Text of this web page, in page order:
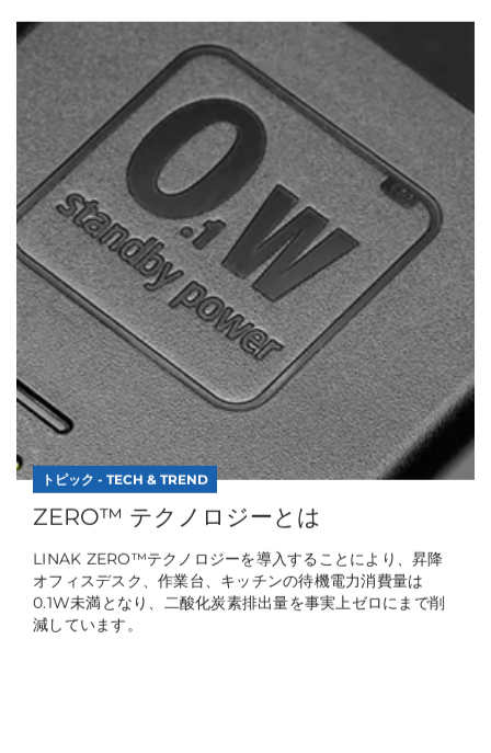
トピック - TECH & TREND
ZERO™ テクノロジーとは
LINAK ZERO™テクノロジーを導入することにより、昇降
オフィスデスク、作業台、キッチンの待機電力消費量は
0.1W未満となり、二酸化炭素排出量を事実上ゼロにまで削
減しています。